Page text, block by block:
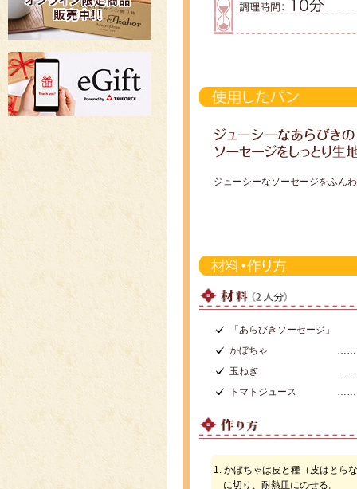
ジューシーなソーセージをふん
「あらびきソーセージ」
かぼちゃ
玉ねぎ
トマトジュース
……
……
……
1. かぼちゃは皮と種（皮はとら
に切り、耐熱皿にのせる。